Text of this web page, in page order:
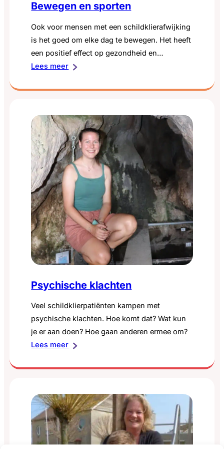
Bewegen en sporten
Ook voor mensen met een schildklierafwijking
is het goed om elke dag te bewegen. Het heeft
een positief effect op gezondheid en
zelfvertrouwen.
Lees meer:
en
Psychische klachten
Veel schildklierpatiënten kampen met
psychische klachten. Hoe komt dat? Wat kun
je er aan doen? Hoe gaan anderen ermee om?
Lees meer:
klachten